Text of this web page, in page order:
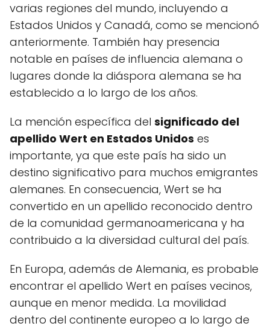
varias regiones del mundo, incluyendo a
Estados Unidos y Canadá, como se mencionó
anteriormente. También hay presencia
notable en países de influencia alemana o
lugares donde la diáspora alemana se ha
establecido a lo largo de los años.
La mención específica del significado del
apellido Wert en Estados Unidos es
importante, ya que este país ha sido un
destino significativo para muchos emigrantes
alemanes. En consecuencia, Wert se ha
convertido en un apellido reconocido dentro
de la comunidad germanoamericana y ha
contribuido a la diversidad cultural del país.
En Europa, además de Alemania, es probable
encontrar el apellido Wert en países vecinos,
aunque en menor medida. La movilidad
dentro del continente europeo a lo largo de